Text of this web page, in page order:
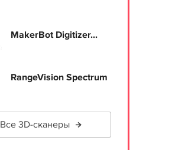
MakerBot Digitizer...
RangeVision Spectrum
Все 3D-сканеры